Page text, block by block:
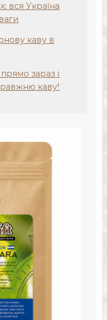
вся Україна
каву в
зараз і
каву!